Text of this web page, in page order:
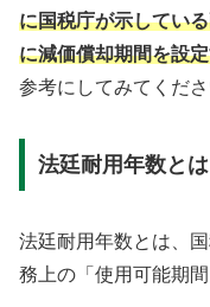
に国税庁が示してい
に減価償却期間を設
参考にしてみてくださ
法廷耐用年数と
法廷耐用年数とは、
務上の「使用可能期間